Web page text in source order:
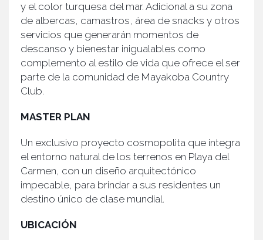
y el color turquesa del mar. Adicional a su zona
de albercas, camastros, área de snacks y otros
servicios que generarán momentos de
descanso y bienestar inigualables como
complemento al estilo de vida que ofrece el ser
parte de la comunidad de Mayakoba Country
Club.
MASTER PLAN
Un exclusivo proyecto cosmopolita que integra
el entorno natural de los terrenos en Playa del
Carmen, con un diseño arquitectónico
impecable, para brindar a sus residentes un
destino único de clase mundial.
UBICACIÓN